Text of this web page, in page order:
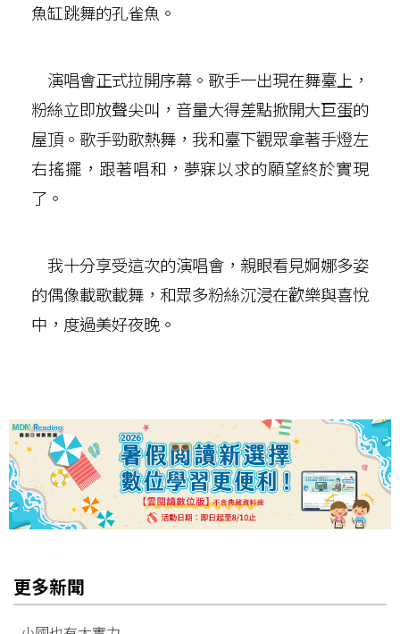
魚缸跳舞的孔雀魚。
演唱會正式拉開序幕。歌手一出現在舞臺上，
粉絲立即放聲尖叫，音量大得差點掀開大巨蛋的
屋頂。歌手勁歌熱舞，我和臺下觀眾拿著手燈左
右搖擺，跟著唱和，夢寐以求的願望終於實現
了。
我十分享受這次的演唱會，親眼看見婀娜多姿
的偶像載歌載舞，和眾多粉絲沉浸在歡樂與喜悅
中，度過美好夜晚。
更多新聞